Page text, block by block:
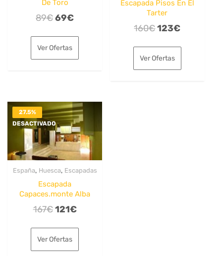
De Toro
89€El
original
era:
69€El
es:
Ver Ofertas
Escapada Pisos En El
Tarter
160€El
original
era:
123€El
es:
Ver Ofertas
27.5%
DESACTIVADO
España, Huesca, Escapadas
Escapada
Capaces.monte Alba
167€ El
original
era:
121€El
es:
Ver Ofertas